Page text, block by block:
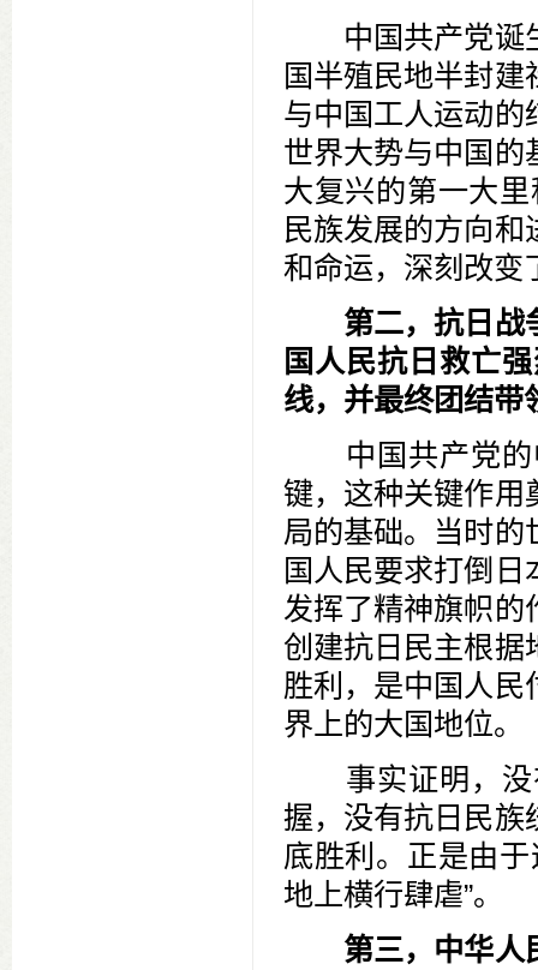
中国共产党诞生
国半殖民地半封
与中国工人运动的
世界大势与中国的
大复兴的第一大
民族发展的方向
和命运，深刻改变
第二，抗日战
国人民抗日救亡
线，并最终团结带
中国共产党的
键，这种关键作用
局的基础。当时的
国人民要求打倒
发挥了精神旗帜的
创建抗日民主根据
胜利，是中国人民
界上的大国地位。
事实证明，没
握，没有抗日民族
底胜利。正是由
地上横行肆虐”。
第三，中华人